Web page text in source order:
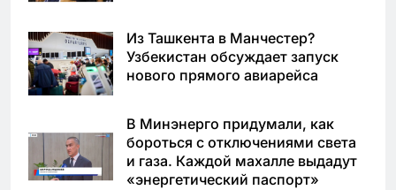
Из Ташкента в Манчестер?
Узбекистан обсуждает запуск
нового прямого авиарейса
В Минэнерго придумали, как
бороться с отключениями света
и газа. Каждой махалле выдадут
«энергетический паспорт»